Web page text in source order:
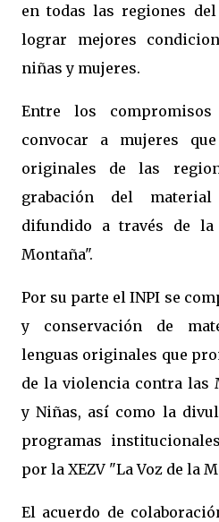
en todas las regiones
lograr mejores
niñas y mujeres.
Entre los
convocar a mujeres
originales de las
grabación del
difundido a través de la
Montaña".
Por su parte el INPI se
y conservación de
lenguas originales que
de la violencia contra las
y Niñas, así como la
programas
por la XEZV "La Voz de la
El acuerdo de